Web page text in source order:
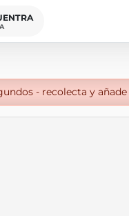
- recolecta y